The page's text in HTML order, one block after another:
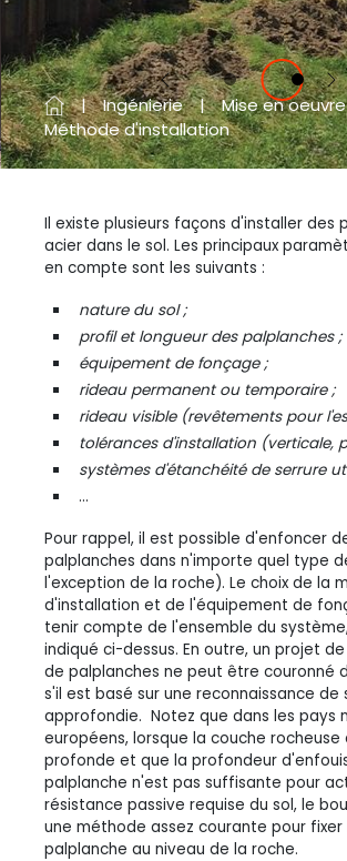
Previous
Ingénierie
Mise en oeuvre
Méthode d'installation
Il existe plusieurs façons d'installer des
acier dans le sol. Les principaux
en compte sont les suivants :
nature du sol ;
profil et longueur des palplanches ;
équipement de fonçage ;
rideau permanent ou temporaire ;
rideau visible (revêtements pour
tolérances d'installation (verticale,
systèmes d'étanchéité de serrure
...
Pour rappel, il est possible d'enfoncer
palplanches dans n'importe quel type
l'exception de la roche). Le choix de la
d'installation et de l'équipement de
tenir compte de l'ensemble du
indiqué ci-dessus. En outre, un projet
de palplanches ne peut être couronné
s'il est basé sur une reconnaissance de
approfondie. Notez que dans les pays
européens, lorsque la couche rocheuse
profonde et que la profondeur
palplanche n'est pas suffisante pour
résistance passive requise du sol, le
une méthode assez courante pour
palplanche au niveau de la roche.